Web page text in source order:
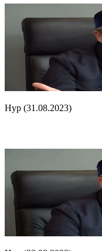
Нур (31.08.2023)